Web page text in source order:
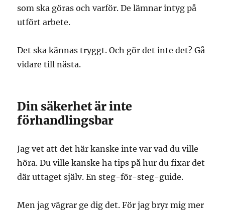
som ska göras och varför. De lämnar intyg på
utfört arbete.
Det ska kännas tryggt. Och gör det inte det? Gå
vidare till nästa.
Din säkerhet är inte
förhandlingsbar
Jag vet att det här kanske inte var vad du ville
höra. Du ville kanske ha tips på hur du fixar det
där uttaget själv. En steg-för-steg-guide.
Men jag vägrar ge dig det. För jag bryr mig mer